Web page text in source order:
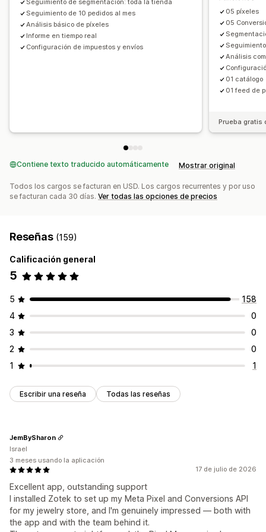
Paneles de control personalizados
Informes personalizados
Análisis históricos
Cumplimiento con RGPD
Seguimiento de segmentación: toda la tienda
Seguimiento de 10 pedidos al mes
Análisis básico de píxeles
Informe en tiempo real
Configuración de impuestos y envíos
05 píxeles
05
Análisis
01 catálogo
01 feed de
Prueba gratis
Contiene texto traducido automáticamente Mostrar original
Todos los cargos se facturan en USD. Los cargos recurrentes y por uso
se facturan cada 30 días. Ver todas las opciones de precios
Reseñas (159)
Calificación general
5
5
158
4
0
3
0
2
0
1
1
Escribir una reseña Todas las reseñas
17 de julio de 2026
Excellent app, outstanding support
I installed Zotek to set up my Meta Pixel and Conversions API
for my jewelry store, and I'm genuinely impressed — both with
the app and with the team behind it.
JemBySharon
Israel
3 meses usando la aplicación